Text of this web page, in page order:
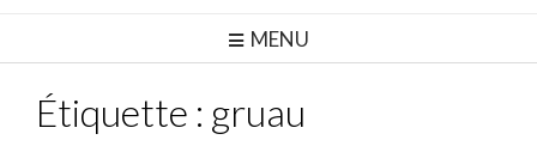
MENU
Étiquette : gruau